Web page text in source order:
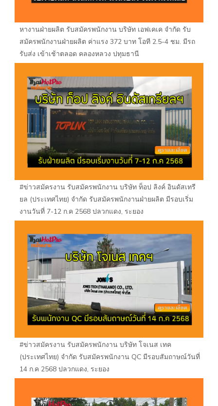
หางานฝ่ายผลิต รับสมัครพนักงาน บริษัท เอฟเคเค จำกัด รับ
สมัครพนักงานฝ่ายผลิต ค่าแรง 372 บาท โอที 2.5-4 ชม. มีรถ
รับส่ง เข้าเช้าตลอด คลองหลวง ปทุมธานี
#ข่าวสมัครงาน รับสมัครพนักงาน บริษัท ท็อป ลิงค์ อินดัสเทรี
ยล (ประเทศไทย) จำกัด รับสมัครพนักงานฝ่ายผลิต มีรอบเริ่ม
งานวันที่ 7-12 ก.ค 2568 ปลวกแดง, ระยอง
#ข่าวสมัครงาน รับสมัครพนักงาน บริษัท โจเนส เทค
(ประเทศไทย) จำกัด รับสมัครพนักงาน QC มีรอบสัมถาษณ์วันที่
14 ก.ค 2568 ปลวกแดง, ระยอง